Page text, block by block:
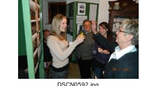
DSCN0592.jpg